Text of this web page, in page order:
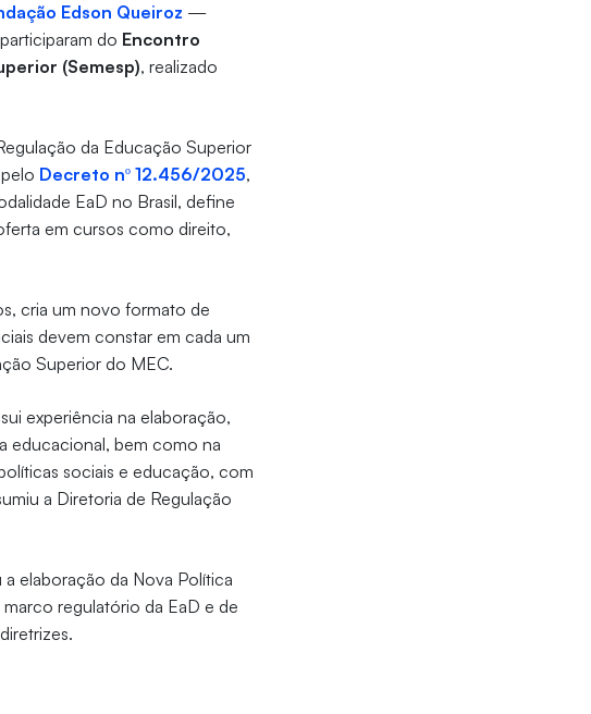
Edson Queiroz —
do Encontro
(Semesp), realizado
da Educação Superior
Decreto nº 12.456/2025,
EaD no Brasil, define
em cursos como direito,
cria um novo formato de
devem constar em cada um
Superior do MEC.
experiência na elaboração,
educacional, bem como na
sociais e educação, com
a Diretoria de Regulação
elaboração da Nova Política
regulatório da EaD e de